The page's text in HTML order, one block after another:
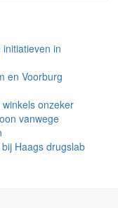
in
en Voorburg
onzeker
vanwege
Haags drugslab